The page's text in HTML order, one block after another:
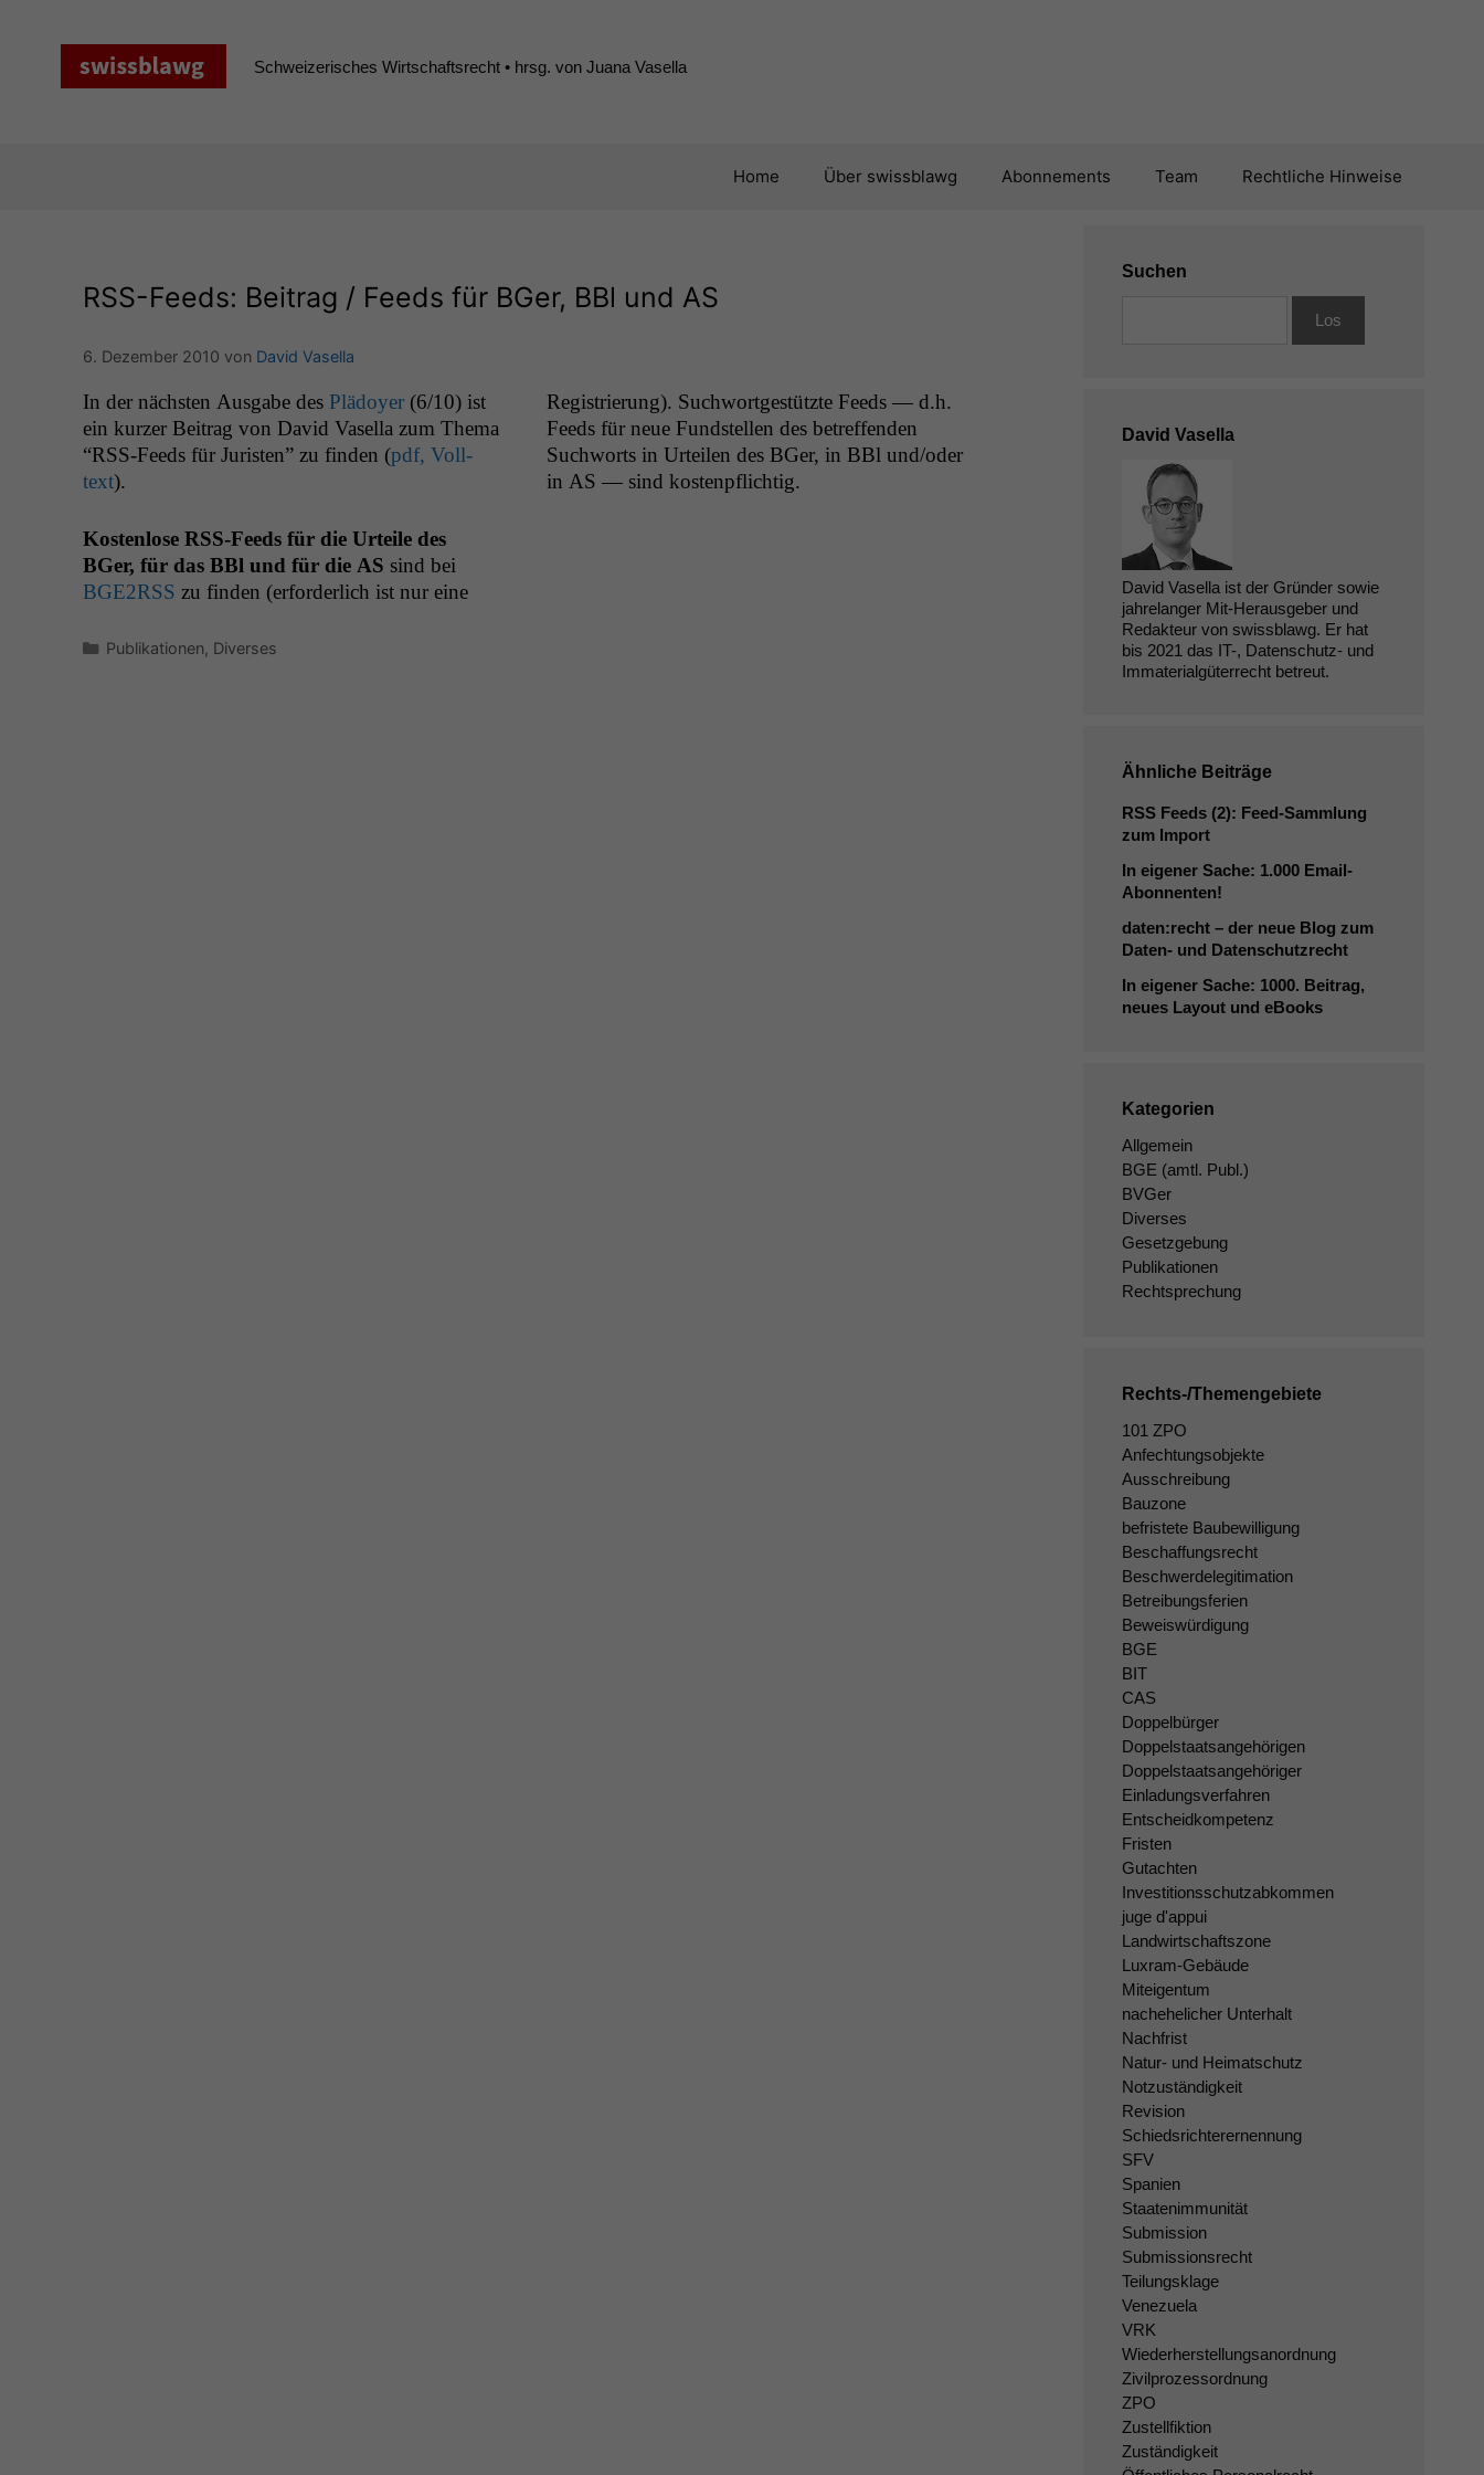
Schweizerisches Wirtschaftsrecht • hrsg. von Juana Vasella
Home Über swissblawg Abonnements Team Rechtliche Hinweise
RSS-Feeds: Beitrag / Feeds für BGer, BBl und AS
6. Dezember 2010 von David Vasella
In der näch­sten Aus­gabe des Plä­doy­er(6/10) ist
ein kurz­er Beitrag von David Vasel­la zum The­ma
“RSS-Feeds für Juris­ten” zu find­en (pdf, Voll­
text).
Kosten­lose RSS-Feeds für die Urteile des
BGer, für das BBl und für die AS sind bei
BGE2RSS zu find­en (erforder­lich ist nur eine
Reg­istrierung). Such­wort­gestützte Feeds — d.h.
Feeds für neue Fund­stellen des betr­e­f­fend­en
Such­worts in Urteilen des BGer, in BBl und/oder
in AS — sind kostenpflichtig.
Kategorien
Publikationen, Diverses
Suchen
David Vasella
David Vasella ist der Gründer sowie
jahrelanger Mit-Herausgeber und
Redakteur von swissblawg. Er hat
bis 2021 das IT-, Datenschutz- und
Immaterialgüterrecht betreut.
Ähnliche Beiträge
RSSFeeds (2): Feed-Sammlung
zum Import
In eigener Sache: 1.000 Email-
Abonnenten!
daten:recht – der neue Blog zum
Daten- und Datenschutzrecht
In eigener Sache: 1000. Beitrag,
neues Layout und eBooks
Kategorien
Allgemein
BGE (amtl. Publ.)
BVGer
Diverses
Gesetzgebung
Publikationen
Rechtsprechung
Rechts-/Themengebiete
101 ZPO
Anfechtungsobjekte
Ausschreibung
Bauzone
befristete Baubewilligung
Beschaffungsrecht
Beschwerdelegitimation
Betreibungsferien
Beweiswürdigung
BGE
BIT
CAS
Doppelbürger
Doppelstaatsangehörigen
Doppelstaatsangehöriger
Einladungsverfahren
Entscheidkompetenz
Fristen
Gutachten
Investitionsschutzabkommen
juge d'appui
Landwirtschaftszone
Luxram-Gebäude
Miteigentum
nachehelicher Unterhalt
Nachfrist
Natur- und Heimatschutz
Notzuständigkeit
Revision
Schiedsrichterernennung
SFV
Spanien
Staatenimmunität
Submission
Submissionsrecht
Teilungsklage
Venezuela
VRK
Wiederherstellungsanordnung
Zivilprozessordnung
ZPO
Zustellfiktion
Zuständigkeit